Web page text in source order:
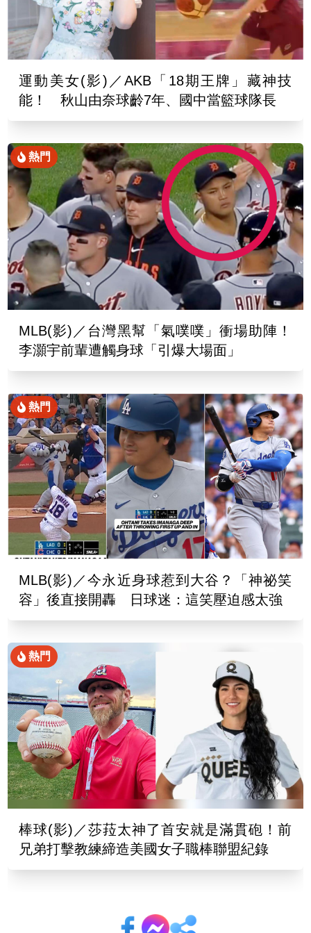
運動美女(影)／AKB「18期王牌」藏神技
能！ 秋山由奈球齡7年、國中當籃球隊長
熱門
MLB(影)／台灣黑幫「氣噗噗」衝場助陣！
李灝宇前輩遭觸身球「引爆大場面」
熱門
MLB(影)／今永近身球惹到大谷？「神祕笑
容」後直接開轟 日球迷：這笑壓迫感太強
熱門
棒球(影)／莎菈太神了首安就是滿貫砲！前
兄弟打擊教練締造美國女子職棒聯盟紀錄